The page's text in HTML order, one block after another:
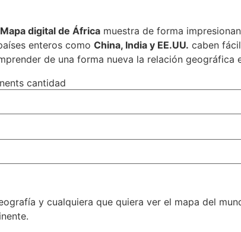
Mapa digital de África muestra de forma
enteros como China, India y EE.UU. caben
de una forma nueva la relación geográfica
cantidad
y cualquiera que quiera ver el mapa del